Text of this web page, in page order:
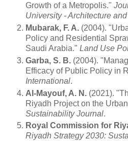
Growth of a Metropolis."
University - Architecture
Mubarak, F. A. (2004).
Policy and Residential
Saudi Arabia." Land Use
Garba, S. B. (2004).
Efficacy of Public Policy in
International.
Al-Mayouf, A. N. (2021).
Riyadh Project on the
Sustainability Journal.
Royal Commission for
Riyadh Strategy 2030: